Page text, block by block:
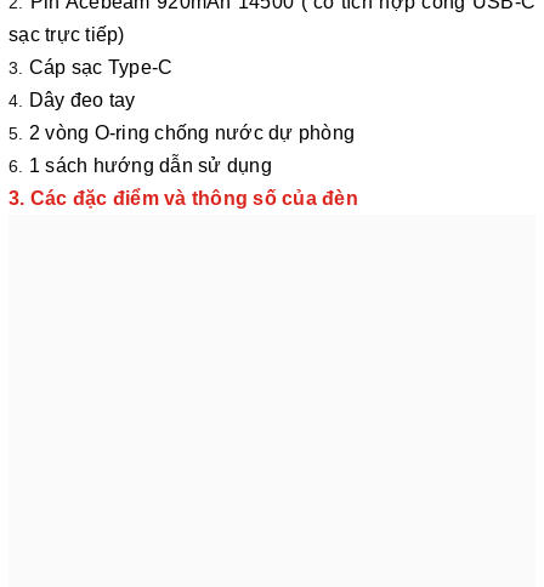
sạc trực tiếp)
Cáp sạc Type-C
Dây đeo tay
2 vòng O-ring chống nước dự phòng
1 sách hướng dẫn sử dụng
3. Các đặc điểm và thông số của đèn